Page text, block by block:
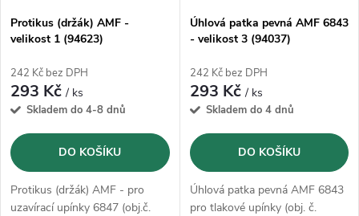
Protikus (držák) AMF -
velikost 1 (94623)
242 Kč bez DPH
293 Kč/ ks
Skladem do 4-8 dnů
DO KOŠÍKU
Protikus (držák) AMF - pro
uzavírací upínky 6847 (obj.č.
Úhlová patka pevná AMF 6843
- velikost 3 (94037)
242 Kč bez DPH
293 Kč/ ks
Skladem do 4 dnů
DO KOŠÍKU
Úhlová patka pevná AMF 6843
pro tlakové upínky (obj. č.